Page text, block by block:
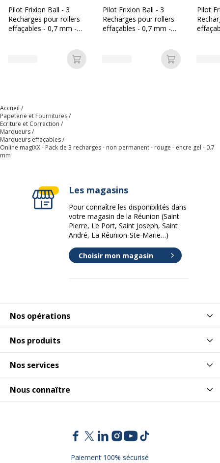
avec bille en métal
Code barre maitre
Marque
Dimensions et poids
Dimensions et poids
6 mm
111 mm
Pilot Frixion Ball - 3
Recharges pour rollers
effaçables - 0,7 mm -
Ajouter au panier
Pilot Frixion Ball - 3
Recharges pour rollers
effaçables - 0,7 mm -
Ajouter au
Pilot
Accueil
Papeterie et Fournitures
Ecriture et Correction
Marqueurs
Marqueurs effaçables
Online magiXX - Pack de 3 recharges - non permanent - rouge - encre gel - 0.7
mm
Nos opérations
Nos produits
Nos services
Nous connaître
Les magasins
Pour connaître les disponibilités dans
votre magasin de la Réunion (Saint
Pierre, Le Port, Saint Joseph, Saint
André, La Réunion-Ste-Marie…)
Choisir mon magasin
Paiement 100% sécurisé